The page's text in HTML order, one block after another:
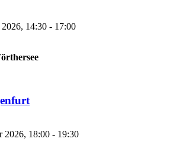
2026, 14:30 - 17:00
2026, 18:00 - 19:30